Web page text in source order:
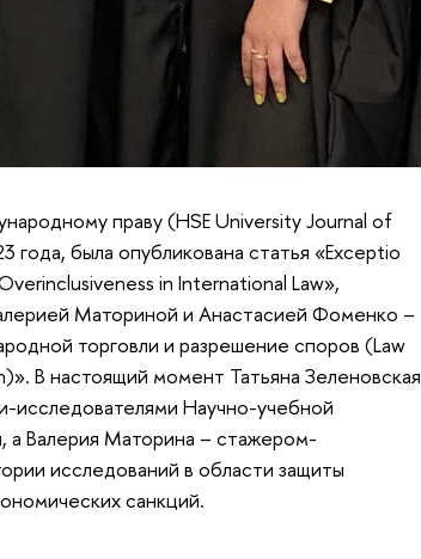
праву (HSE University Journal of
была опубликована статья «Exceptio
in International Law»,
Маториной и Анастасией Фоменко –
торговли и разрешение споров (Law
В настоящий момент Татьяна Зеленовская
исследователями Научно-учебной
а Валерия Маторина – стажером-
исследований в области защиты
санкций.